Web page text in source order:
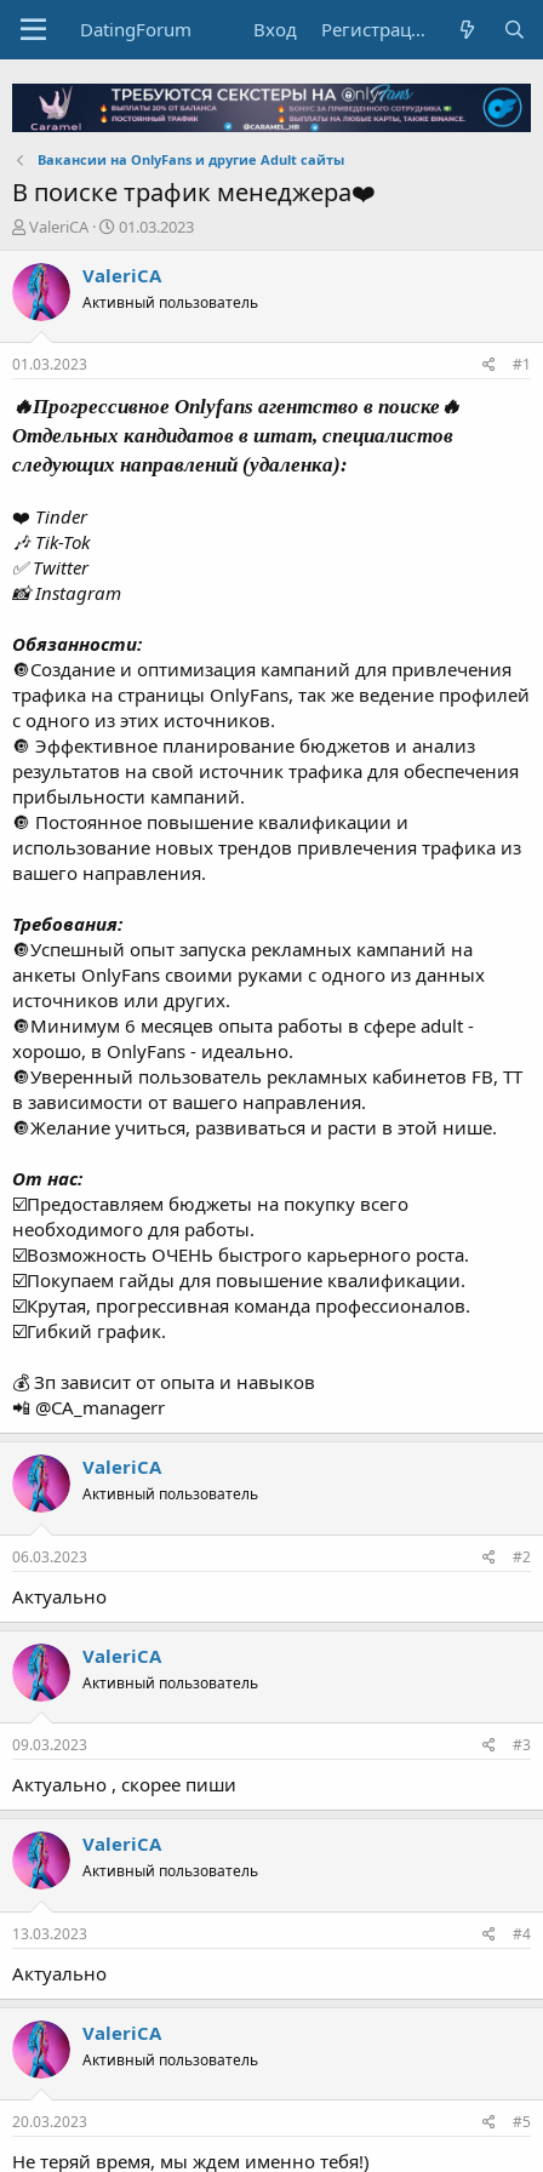
DatingForum Вход Регистрация
Вакансии на OnlyFans и другие Adult сайты
В поиске трафик менеджера❤️
А
т
о
р
е
ы
ValeriCA
Д
т
н
л
01.03.2023
ValeriCA
Активный пользователь
01.03.2023 #1
🔥Прогрессивное Onlyfans агентство в поиске🔥
Отдельных кандидатов в штат, специалистов
следующих направлений (удаленка):
❤️ Tinder
🎶 Tik-Tok
✅ Twitter
📸 Instagram
Обязанности:
🔘Создание и оптимизация кампаний для привлечения
трафика на страницы OnlyFans, так же ведение профилей
с одного из этих источников.
🔘 Эффективное планирование бюджетов и анализ
результатов на свой источник трафика для обеспечения
прибыльности кампаний.
🔘 Постоянное повышение квалификации и
использование новых трендов привлечения трафика из
вашего направления.
Требования:
🔘Успешный опыт запуска рекламных кампаний на
анкеты OnlyFans своими руками с одного из данных
источников или других.
🔘Минимум 6 месяцев опыта работы в сфере adult -
хорошо, в OnlyFans - идеально.
🔘Уверенный пользователь рекламных кабинетов FB, TT
в зависимости от вашего направления.
🔘Желание учиться, развиваться и расти в этой нише.
От нас:
☑️Предоставляем бюджеты на покупку всего
необходимого для работы.
☑️Возможность ОЧЕНЬ быстрого карьерного роста.
☑️Покупаем гайды для повышение квалификации.
☑️Крутая, прогрессивная команда профессионалов.
☑️Гибкий график.
💰 Зп зависит от опыта и навыков
📲 @CA_managerr
ValeriCA
Активный пользователь
06.03.2023 #2
Актуально
ValeriCA
Активный пользователь
09.03.2023 #3
Актуально , скорее пиши
ValeriCA
Активный пользователь
13.03.2023 #4
Актуально
ValeriCA
Активный пользователь
20.03.2023 #5
Не теряй время, мы ждем именно тебя!)